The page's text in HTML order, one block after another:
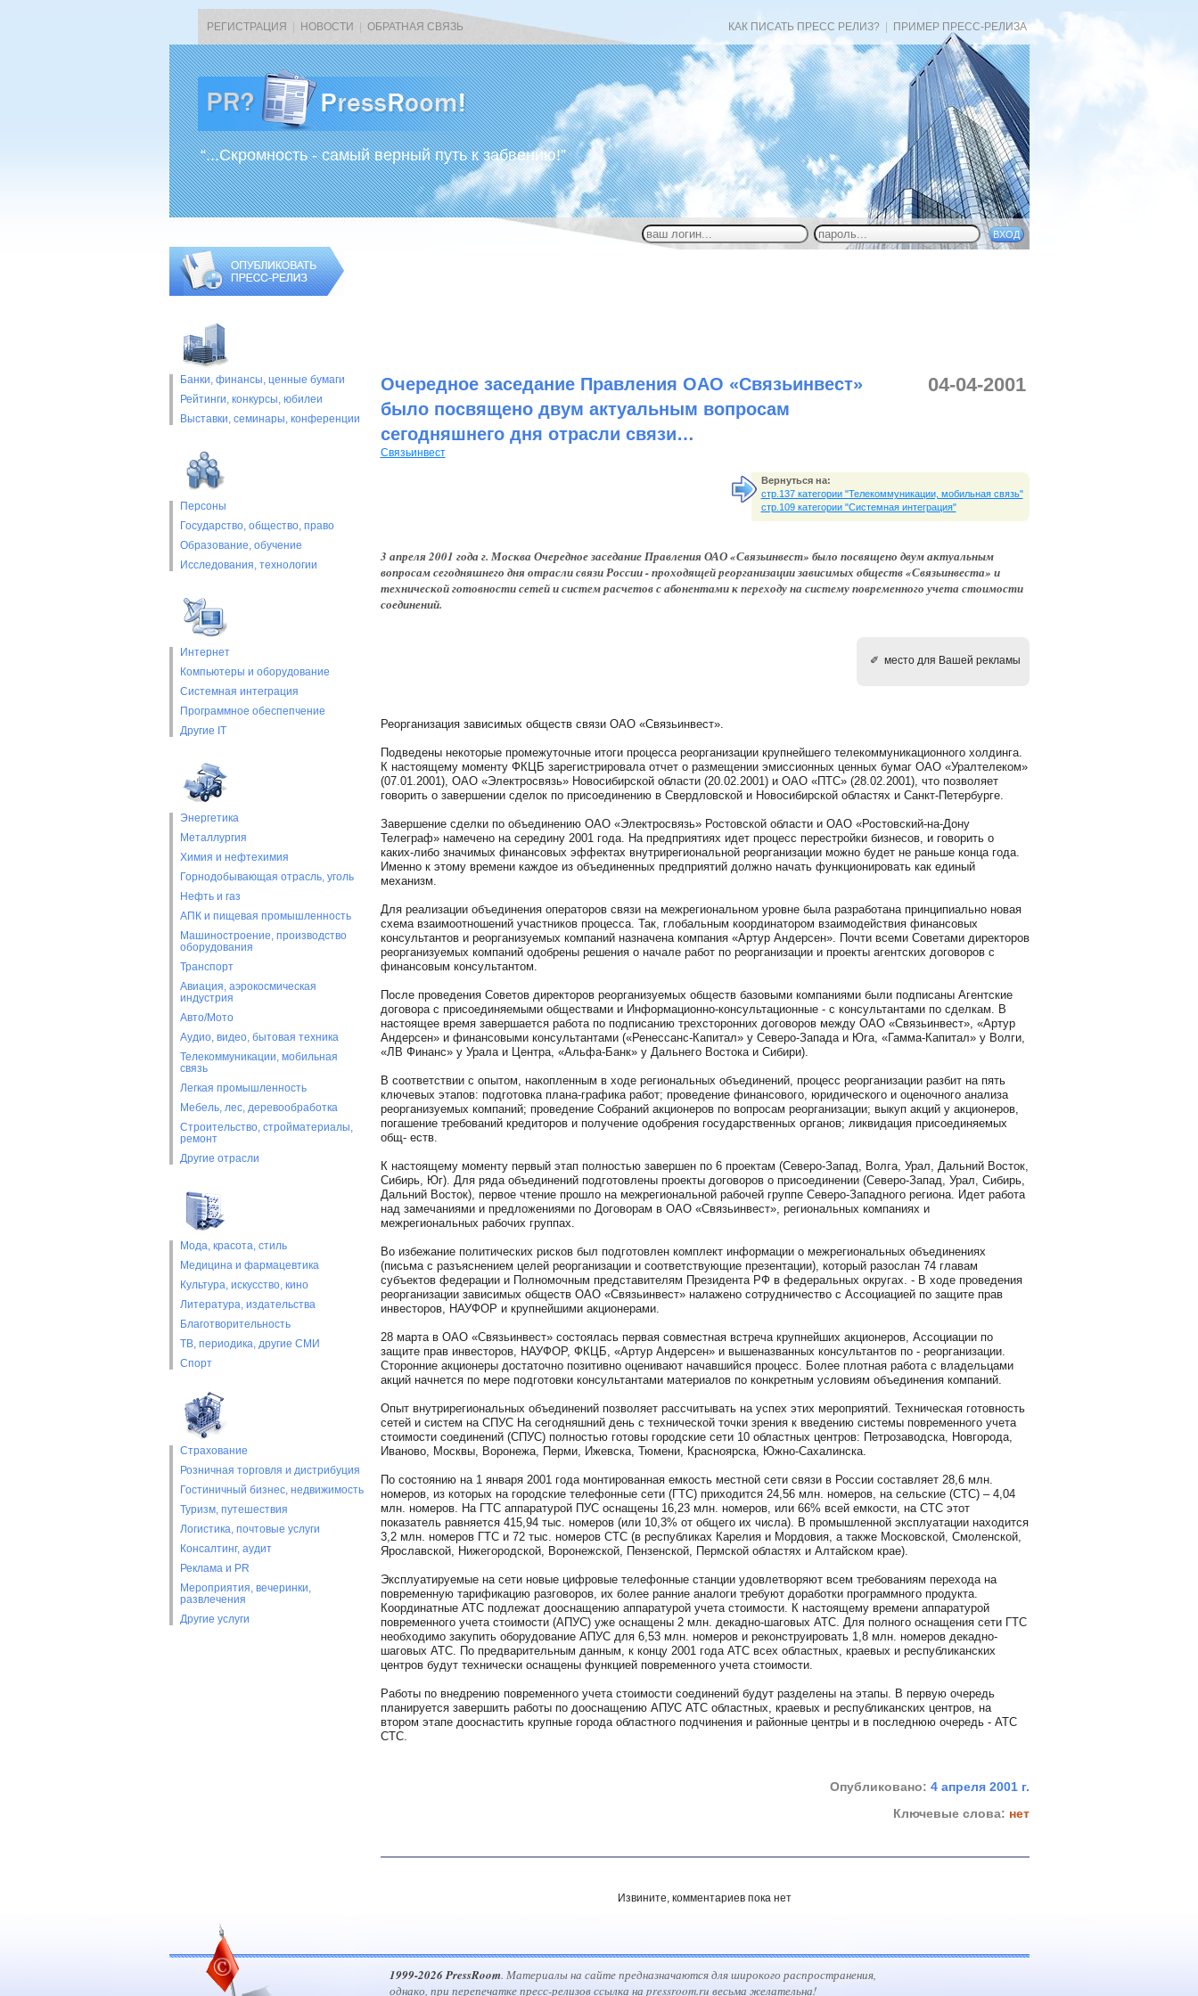
РЕГИСТРАЦИЯ НОВОСТИ ОБРАТНАЯ СВЯЗЬ КАК ПИСАТЬ ПРЕСС РЕЛИЗ? ПРИМЕР ПРЕСС-РЕЛИЗА
“...Скромность - самый верный путь к забвению!”
Банки, финансы, ценные бумаги
Рейтинги, конкурсы, юбилеи
Выставки, cеминары, конференции
Персоны
Государство, общество, право
Образование, обучение
Исследования, технологии
Интернет
Компьютеры и оборудование
Системная интеграция
Программное обеспепчение
Другие IT
Энергетика
Металлургия
Химия и нефтехимия
Горнодобывающая отрасль, уголь
Нефть и газ
АПК и пищевая промышленность
Машиностроение, производство
оборудования
Транспорт
Авиация, аэрокосмическая
индустрия
Авто/Мото
Аудио, видео, бытовая техника
Телекоммуникации, мобильная
связь
Легкая промышленность
Мебель, лес, деревообработка
Строительство, стройматериалы,
ремонт
Другие отрасли
Мода, красота, стиль
Медицина и фармацевтика
Культура, искусство, кино
Литература, издательства
Благотворительность
ТВ, периодика, другие СМИ
Спорт
Страхование
Розничная торговля и дистрибуция
Гостиничный бизнес, недвижимость
Туризм, путешествия
Логистика, почтовые услуги
Консалтинг, аудит
Реклама и PR
Мероприятия, вечеринки,
развлечения
Другие услуги
Очередное заседание Правления ОАО «Связьинвест»
было посвящено двум актуальным вопросам
сегодняшнего дня отрасли связи…
Связьинвест
04-04-2001
Вернуться на:
стр.137 категории "Телекоммуникации, мобильная связь"
стр.109 категории "Системная интеграция"
3 апреля 2001 года г. Москва Очередное заседание Правления ОАО «Связьинвест» было посвящено двум актуальным
вопросам сегодняшнего дня отрасли связи России - проходящей реорганизации зависимых обществ «Связьинвеста» и
технической готовности сетей и систем расчетов с абонентами к переходу на систему повременного учета стоимости
соединений.
✐ место для Вашей рекламы
Реорганизация зависимых обществ связи ОАО «Связьинвест».
Подведены некоторые промежуточные итоги процесса реорганизации крупнейшего телекоммуникационного холдинга.
К настоящему моменту ФКЦБ зарегистрировала отчет о размещении эмиссионных ценных бумаг ОАО «Уралтелеком»
(07.01.2001), ОАО «Электросвязь» Новосибирской области (20.02.2001) и ОАО «ПТС» (28.02.2001), что позволяет
говорить о завершении сделок по присоединению в Свердловской и Новосибирской областях и Санкт-Петербурге.
Завершение сделки по объединению ОАО «Электросвязь» Ростовской области и ОАО «Ростовский-на-Дону
Телеграф» намечено на середину 2001 года. На предприятиях идет процесс перестройки бизнесов, и говорить о
каких-либо значимых финансовых эффектах внутрирегиональной реорганизации можно будет не раньше конца года.
Именно к этому времени каждое из объединенных предприятий должно начать функционировать как единый
механизм.
Для реализации объединения операторов связи на межрегиональном уровне была разработана принципиально новая
схема взаимоотношений участников процесса. Так, глобальным координатором взаимодействия финансовых
консультантов и реорганизуемых компаний назначена компания «Артур Андерсен». Почти всеми Советами директоров
реорганизуемых компаний одобрены решения о начале работ по реорганизации и проекты агентских договоров с
финансовым консультантом.
После проведения Советов директоров реорганизуемых обществ базовыми компаниями были подписаны Агентские
договора с присоединяемыми обществами и Информационно-консультационные - с консультантами по сделкам. В
настоящее время завершается работа по подписанию трехсторонних договоров между ОАО «Связьинвест», «Артур
Андерсен» и финансовыми консультантами («Ренессанс-Капитал» у Северо-Запада и Юга, «Гамма-Капитал» у Волги,
«ЛВ Финанс» у Урала и Центра, «Альфа-Банк» у Дальнего Востока и Сибири).
В соответствии с опытом, накопленным в ходе региональных объединений, процесс реорганизации разбит на пять
ключевых этапов: подготовка плана-графика работ; проведение финансового, юридического и оценочного анализа
реорганизуемых компаний; проведение Собраний акционеров по вопросам реорганизации; выкуп акций у акционеров,
погашение требований кредиторов и получение одобрения государственных органов; ликвидация присоединяемых
общ- еств.
К настоящему моменту первый этап полностью завершен по 6 проектам (Северо-Запад, Волга, Урал, Дальний Восток,
Сибирь, Юг). Для ряда объединений подготовлены проекты договоров о присоединении (Северо-Запад, Урал, Сибирь,
Дальний Восток), первое чтение прошло на межрегиональной рабочей группе Северо-Западного региона. Идет работа
над замечаниями и предложениями по Договорам в ОАО «Связьинвест», региональных компаниях и
межрегиональных рабочих группах.
Во избежание политических рисков был подготовлен комплект информации о межрегиональных объединениях
(письма с разъяснением целей реорганизации и соответствующие презентации), который разослан 74 главам
субъектов федерации и Полномочным представителям Президента РФ в федеральных округах. - В ходе проведения
реорганизации зависимых обществ ОАО «Связьинвест» налажено сотрудничество с Ассоциацией по защите прав
инвесторов, НАУФОР и крупнейшими акционерами.
28 марта в ОАО «Связьинвест» состоялась первая совместная встреча крупнейших акционеров, Ассоциации по
защите прав инвесторов, НАУФОР, ФКЦБ, «Артур Андерсен» и вышеназванных консультантов по - реорганизации.
Сторонние акционеры достаточно позитивно оценивают начавшийся процесс. Более плотная работа с владельцами
акций начнется по мере подготовки консультантами материалов по конкретным условиям объединения компаний.
Опыт внутрирегиональных объединений позволяет рассчитывать на успех этих мероприятий. Техническая готовность
сетей и систем на СПУС На сегодняшний день с технической точки зрения к введению системы повременного учета
стоимости соединений (СПУС) полностью готовы городские сети 10 областных центров: Петрозаводска, Новгорода,
Иваново, Москвы, Воронежа, Перми, Ижевска, Тюмени, Красноярска, Южно-Сахалинска.
По состоянию на 1 января 2001 года монтированная емкость местной сети связи в России составляет 28,6 млн.
номеров, из которых на городские телефонные сети (ГТС) приходится 24,56 млн. номеров, на сельские (СТС) – 4,04
млн. номеров. На ГТС аппаратурой ПУС оснащены 16,23 млн. номеров, или 66% всей емкости, на СТС этот
показатель равняется 415,94 тыс. номеров (или 10,3% от общего их числа). В промышленной эксплуатации находится
3,2 млн. номеров ГТС и 72 тыс. номеров СТС (в республиках Карелия и Мордовия, а также Московской, Смоленской,
Ярославской, Нижегородской, Воронежской, Пензенской, Пермской областях и Алтайском крае).
Эксплуатируемые на сети новые цифровые телефонные станции удовлетворяют всем требованиям перехода на
повременную тарификацию разговоров, их более ранние аналоги требуют доработки программного продукта.
Координатные АТС подлежат дооснащению аппаратурой учета стоимости. К настоящему времени аппаратурой
повременного учета стоимости (АПУС) уже оснащены 2 млн. декадно-шаговых АТС. Для полного оснащения сети ГТС
необходимо закупить оборудование АПУС для 6,53 млн. номеров и реконструировать 1,8 млн. номеров декадно-
шаговых АТС. По предварительным данным, к концу 2001 года АТС всех областных, краевых и республиканских
центров будут технически оснащены функцией повременного учета стоимости.
Работы по внедрению повременного учета стоимости соединений будут разделены на этапы. В первую очередь
планируется завершить работы по дооснащению АПУС АТС областных, краевых и республиканских центров, на
втором этапе дооснастить крупные города областного подчинения и районные центры и в последнюю очередь - АТС
СТС.
Опубликовано: 4 апреля 2001 г.
Ключевые слова: нет
Извините, комментариев пока нет
1999-2026 PressRoom. Материалы на сайте предназначаются для широкого распространения,
однако, при перепечатке пресс-релизов ссылка на pressroom.ru весьма желательна!